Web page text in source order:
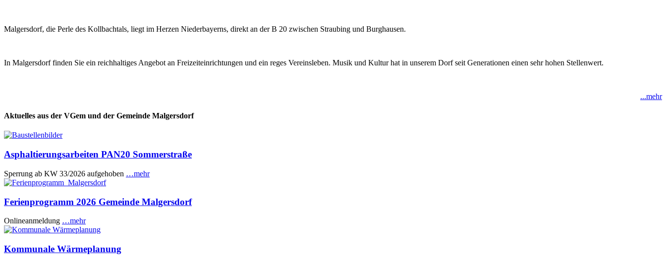
Malgersdorf, die Perle des Kollbachtals, liegt im Herzen Niederbayerns, direkt an der B 20 zwischen Straubing und Burghausen.
In Malgersdorf finden Sie ein reichhaltiges Angebot an Freizeiteinrichtungen und ein reges Vereinsleben. Musik und Kultur hat in unserem Dorf seit Generationen einen sehr hohen Stellenwert.
...mehr
Aktuelles aus der VGem und der Gemeinde Malgersdorf
Asphaltierungsarbeiten PAN20 Sommerstraße
Sperrung ab KW 33/2026 aufgehoben …mehr
Ferienprogramm 2026 Gemeinde Malgersdorf
Onlineanmeldung …mehr
Kommunale Wärmeplanung